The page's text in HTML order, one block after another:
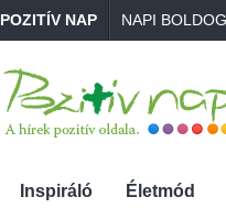
POZITÍV NAP NAPI
Inspiráló Életmód